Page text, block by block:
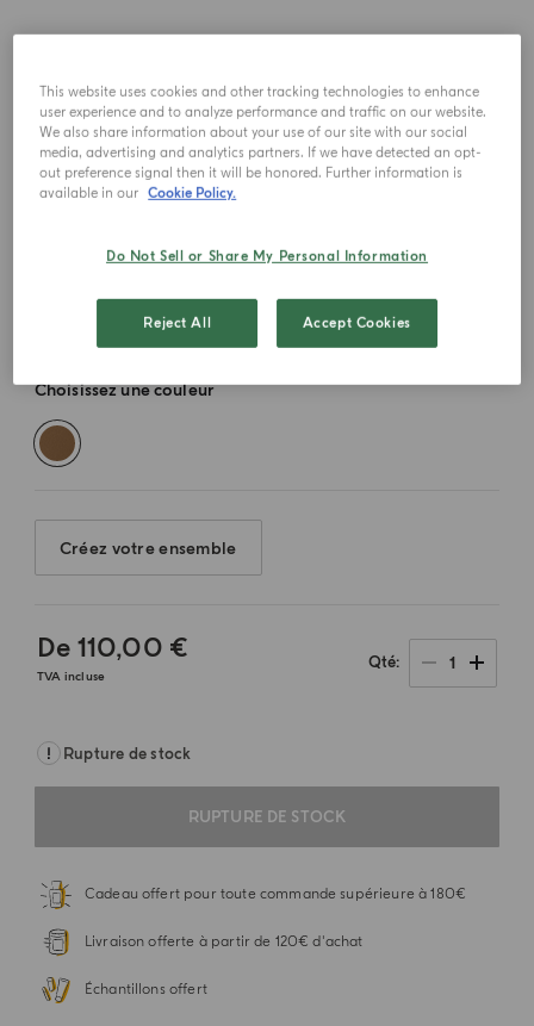
Choisissez une couleur
Créez votre ensemble
De 110,00 €
TVA incluse
Qté 1
Rupture de stock
RUPTURE DE STOCK
Cadeau offert pour toute commande supérieure à 180€
Livraison offerte à partir de 120€ d'achat
Échantillons offert
This website uses cookies and other tracking technologies to enhance
user experience and to analyze performance and traffic on our website.
We also share information about your use of our site with our social
media, advertising and analytics partners. If we have detected an opt-
out preference signal then it will be honored. Further information is
available in our Cookie Policy.
Do Not Sell or Share My Personal Information
Reject All Accept Cookies